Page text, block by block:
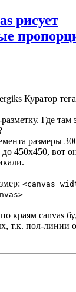
рисует
Куратор
Где там
размеры
до 450х450, вот
<canvas
краям canvas
т.к. пол-линии